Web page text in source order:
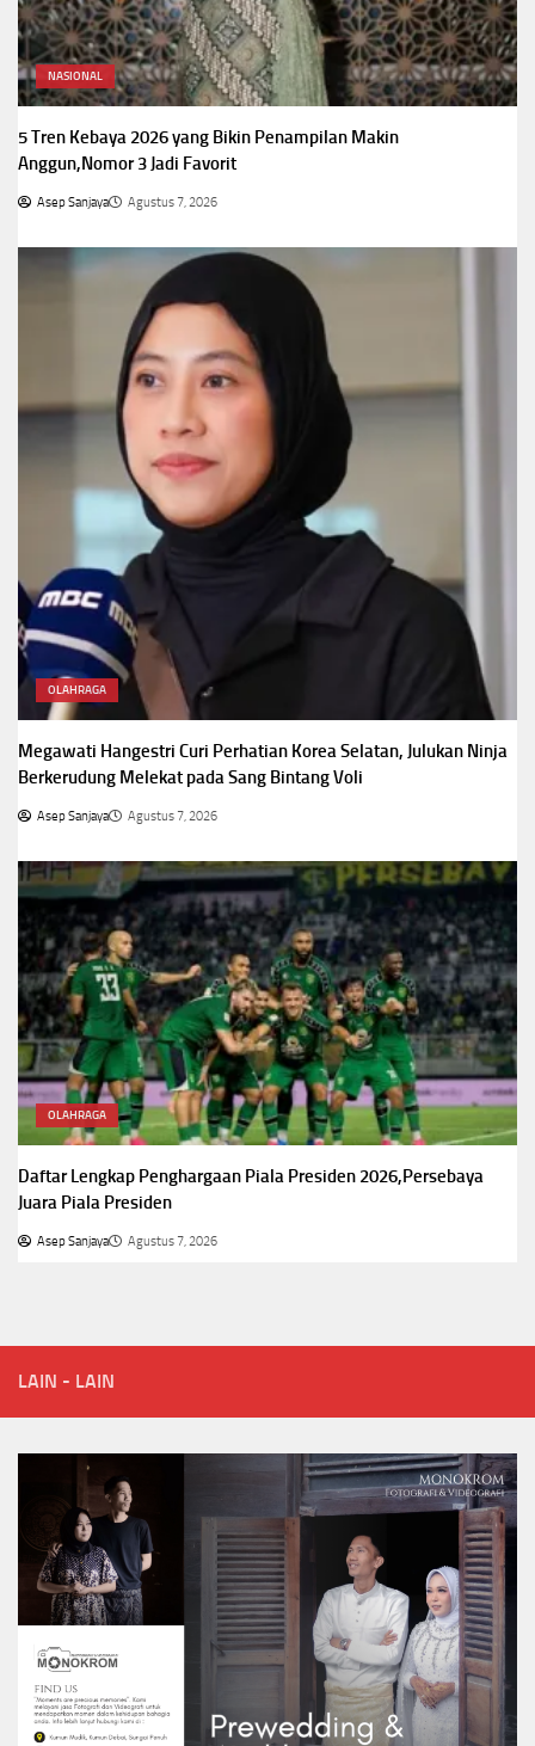
NASIONAL
5 Tren Kebaya 2026 yang Bikin Penampilan Makin
Anggun,Nomor 3 Jadi Favorit
Asep Sanjaya Agustus 7, 2026
OLAHRAGA
Megawati Hangestri Curi Perhatian Korea Selatan, Julukan Ninja
Berkerudung Melekat pada Sang Bintang Voli
Asep Sanjaya Agustus 7, 2026
OLAHRAGA
Daftar Lengkap Penghargaan Piala Presiden 2026,Persebaya
Juara Piala Presiden
Asep Sanjaya Agustus 7, 2026
LAIN - LAIN